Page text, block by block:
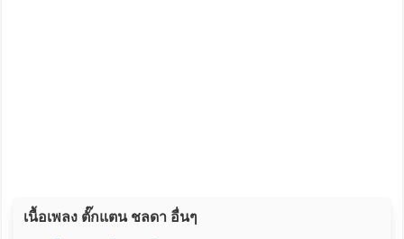
เนื้อเพลง ตั๊กแตน ชลดา อื่นๆ